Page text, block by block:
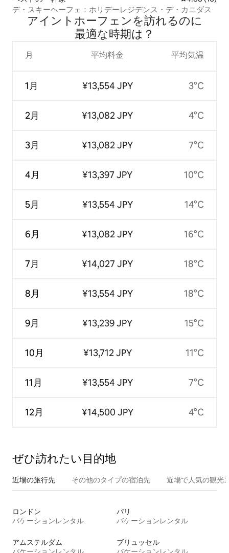
デ・スキーヘーフェ：ホリデーレジデンス・デ・カニダス
アイントホーフェンを訪⁠れ⁠るの⁠に
最⁠適⁠な時⁠期⁠は⁠？
月
1月
2月
3月
4月
5月
6月
7月
8月
9月
10月
11月
12月
平均料金
¥13,554 JPY
¥13,082 JPY
¥13,082 JPY
¥13,397 JPY
¥13,554 JPY
¥13,082 JPY
¥14,027 JPY
¥13,554 JPY
¥13,239 JPY
¥13,712 JPY
¥13,554 JPY
¥14,500 JPY
平均気温
3°C
4°C
7°C
10°C
14°C
16°C
18°C
18°C
15°C
11°C
7°C
4°C
ぜひ訪⁠れ⁠た⁠い目⁠的⁠地
近場の旅行先 その他のタ⁠イ⁠プ⁠の宿⁠泊⁠先 近場で人気の観光
ロンドン
バケーションレンタル
パリ
バケーションレンタル
アムステルダム
ブリュッセル